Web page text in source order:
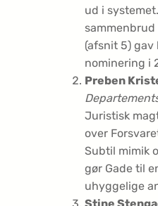
ud i
(afsnit 5) gav
nominering i
Preben
Juristisk
over
Subtil mimik
gør Gade til
uhyggelige